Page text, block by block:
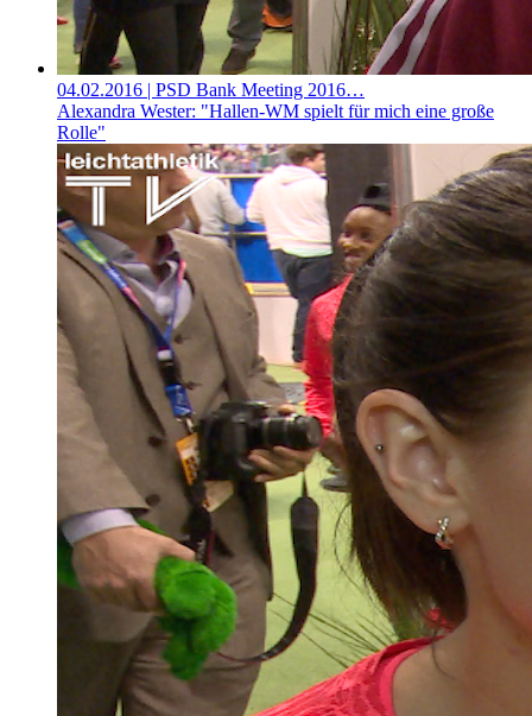
04.02.2016 | PSD Bank Meeting 2016…
Alexandra Wester: "Hallen-WM spielt für mich eine große
Rolle"